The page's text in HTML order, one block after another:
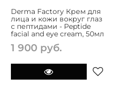
Derma Factory Крем для
лица и кожи вокруг глаз
с пептидами - Peptide
facial and eye cream, 50мл
1 900 руб.